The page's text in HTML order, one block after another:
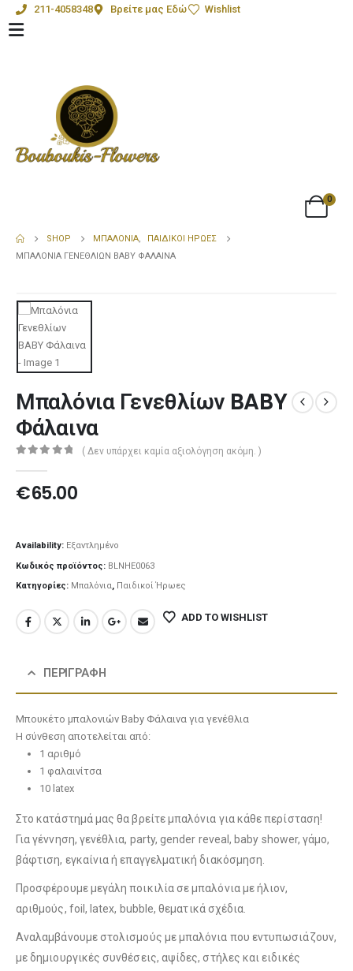
211-4058348 Βρείτε μας Εδώ Wishlist
0
SHOP ΜΠΑΛΌΝΙΑ,
ΠΑΙΔΙΚΟΊ ΉΡΩΕΣ
ΜΠΑΛΌΝΙΑ ΓΕΝΕΘΛΊΩΝ BABY ΦΆΛΑΙΝΑ
Μπαλόνια Γενεθλίων BABY
Φάλαινα
( Δεν υπάρχει καμία αξιολόγηση ακόμη. )
€65.00
Availability: Εξαντλημένο
Κωδικός προϊόντος: BLNHE0063
Κατηγορίες: Μπαλόνια, Παιδικοί Ήρωες
ADD TO WISHLIST
ΠΕΡΙΓΡΑΦΉ
Μπουκέτο μπαλονιών Baby Φάλαινα για γενέθλια
Η σύνθεση αποτελείται από:
1 αριθμό
1 φαλαινίτσα
10 latex
Στο κατάστημά μας θα βρείτε μπαλόνια για κάθε περίσταση!
Για γέννηση, γενέθλια, party, gender reveal, baby shower, γάμο,
βάφτιση, εγκαίνια ή επαγγελματική διακόσμηση.
Προσφέρουμε μεγάλη ποικιλία σε μπαλόνια με ήλιον,
αριθμούς, foil, latex, bubble, θεματικά σχέδια.
Αναλαμβάνουμε στολισμούς με μπαλόνια που εντυπωσιάζουν,
με δημιουργικές συνθέσεις, αψίδες, στήλες και ειδικές